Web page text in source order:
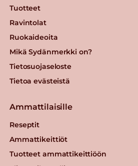
Tuotteet
Ravintolat
Ruokaideoita
Mikä Sydänmerkki on?
Tietosuojaseloste
Tietoa evästeistä
Ammattilaisille
Reseptit
Ammattikeittiöt
Tuotteet ammattikeittiöön